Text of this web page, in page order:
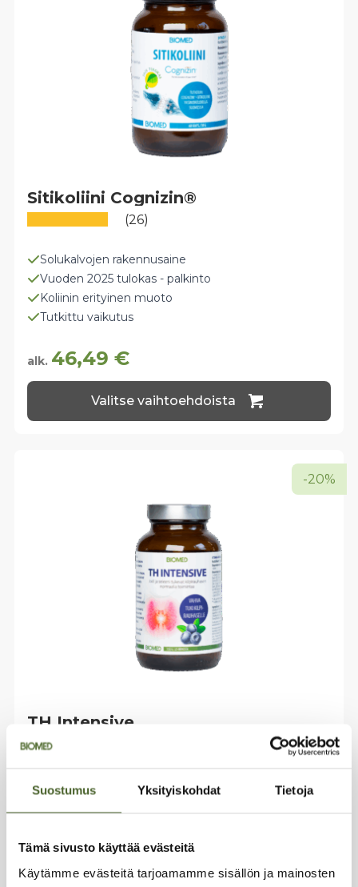
Suostumus Yksityiskohdat Tietoja
Tämä sivusto käyttää evästeitä
Käytämme evästeitä tarjoamamme sisällön ja mainosten
Solukalvojen rakennusaine
Vuoden 2025 tulokas - palkinto
Koliinin erityinen muoto
Tutkittu vaikutus
alk. 46,49€
Sitikoliini Cognizin®
(26)
Valitse vaihtoehdoista
Tällä
tuotteella
on
-20%
Vahva tuki kilpirauhaselle
Riittoisa pakkaus 25-50 päiväannosta
24,99€
TH Intensive